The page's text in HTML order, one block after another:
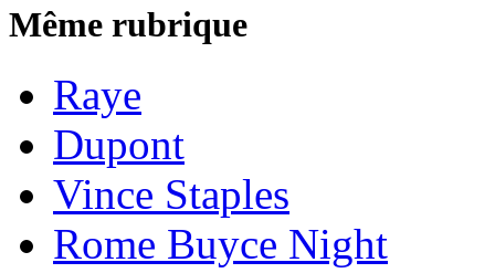
Même rubrique
Raye
Dupont
Vince Staples
Rome Buyce Night